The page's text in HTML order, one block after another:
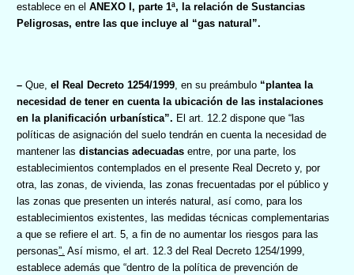
establece en el ANEXO I, parte 1ª, la relación de Sustancias
Peligrosas, entre las que incluye al “gas natural”.
– Que, el Real Decreto 1254/1999, en su preámbulo “plantea la
necesidad de tener en cuenta la ubicación de las instalaciones
en la planificación urbanística”. El art. 12.2 dispone que “las
políticas de asignación del suelo tendrán en cuenta la necesidad de
mantener las distancias adecuadas entre, por una parte, los
establecimientos contemplados en el presente Real Decreto y, por
otra, las zonas, de vivienda, las zonas frecuentadas por el público y
las zonas que presenten un interés natural, así como, para los
establecimientos existentes, las medidas técnicas complementarias
a que se refiere el art. 5, a fin de no aumentar los riesgos para las
personas”. Así mismo, el art. 12.3 del Real Decreto 1254/1999,
establece además que “dentro de la política de prevención de